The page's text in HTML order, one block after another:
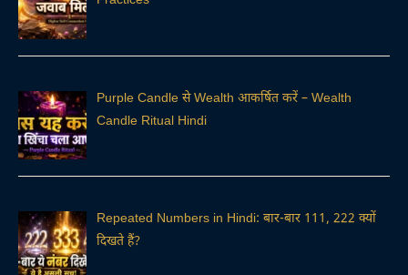
Purple Candle से Wealth आकर्षित करें – Wealth
Candle Ritual Hindi
Repeated Numbers in Hindi: बार-बार 111, 222 क्यों
दिखते हैं?